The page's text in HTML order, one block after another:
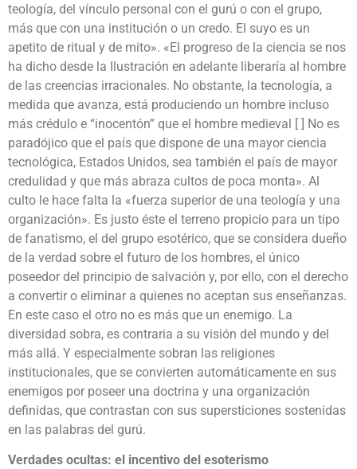
teología, del vínculo personal con el gurú o con el grupo,
más que con una institución o un credo. El suyo es un
apetito de ritual y de mito». «El progreso de la ciencia se nos
ha dicho desde la Ilustración en adelante liberaría al hombre
de las creencias irracionales. No obstante, la tecnología, a
medida que avanza, está produciendo un hombre incluso
más crédulo e “inocentón” que el hombre medieval [ ] No es
paradójico que el país que dispone de una mayor ciencia
tecnológica, Estados Unidos, sea también el país de mayor
credulidad y que más abraza cultos de poca monta». Al
culto le hace falta la «fuerza superior de una teología y una
organización». Es justo éste el terreno propicio para un tipo
de fanatismo, el del grupo esotérico, que se considera dueño
de la verdad sobre el futuro de los hombres, el único
poseedor del principio de salvación y, por ello, con el derecho
a convertir o eliminar a quienes no aceptan sus enseñanzas.
En este caso el otro no es más que un enemigo. La
diversidad sobra, es contraria a su visión del mundo y del
más allá. Y especialmente sobran las religiones
institucionales, que se convierten automáticamente en sus
enemigos por poseer una doctrina y una organización
definidas, que contrastan con sus supersticiones sostenidas
en las palabras del gurú.
Verdades ocultas: el incentivo del esoterismo